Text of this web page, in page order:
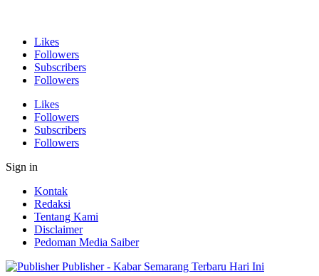
Likes
Followers
Subscribers
Followers
Likes
Followers
Subscribers
Followers
Sign in
Kontak
Redaksi
Tentang Kami
Disclaimer
Pedoman Media Saiber
Publisher - Kabar Semarang Terbaru Hari Ini